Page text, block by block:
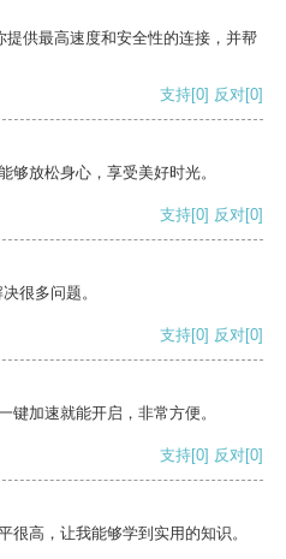
供最高速度和安全性的连接，并帮
支持[0] 反对[0]
够放松身心，享受美好时光。
支持[0] 反对[0]
很多问题。
支持[0] 反对[0]
键加速就能开启，非常方便。
支持[0] 反对[0]
很高，让我能够学到实用的知识。